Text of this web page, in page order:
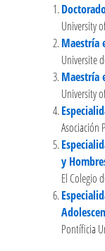
University
Maestría
Universite
Maestría
University
Asociación
y
El Colegio
Pontíficia